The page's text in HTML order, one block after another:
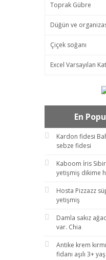
Toprak Gübre
Düğün ve
Çiçek soğanı
Excel Varsayılan
En
Kardon fidesi
sebze fidesi
Kaboom İris
yetişmiş dikime
Hosta Pizzazz
yetişmiş
Damla sakız
var. Chia
Antike krem
fidanı aşılı 3+ yaş